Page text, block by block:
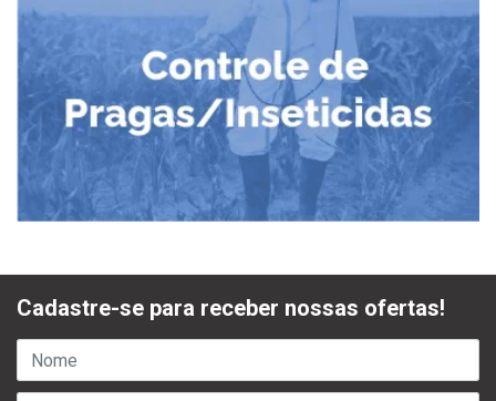
Cadastre-se para receber nossas ofertas!